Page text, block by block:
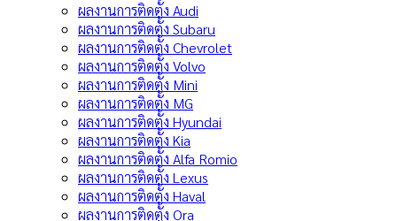
ผลงานการติดตั้ง Audi
ผลงานการติดตั้ง Subaru
ผลงานการติดตั้ง Chevrolet
ผลงานการติดตั้ง Volvo
ผลงานการติดตั้ง Mini
ผลงานการติดตั้ง MG
ผลงานการติดตั้ง Hyundai
ผลงานการติดตั้ง Kia
ผลงานการติดตั้ง Alfa Romio
ผลงานการติดตั้ง Lexus
ผลงานการติดตั้ง Haval
ผลงานการติดตั้ง Ora